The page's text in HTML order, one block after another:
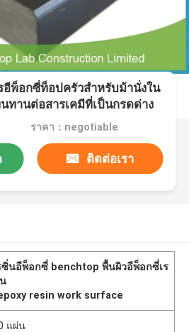
พ็อกซี่ท็อปครัวสำหรับม้านั่งใน
ทานต่อสารเคมีที่เป็นกรดด่าง
ราคา：negotiable
ติดต่อเรา
ซิ่นอีพ็อกซี่ benchtop พื้นผิวอีพ็อกซี่เร
resin work surface
แผ่น